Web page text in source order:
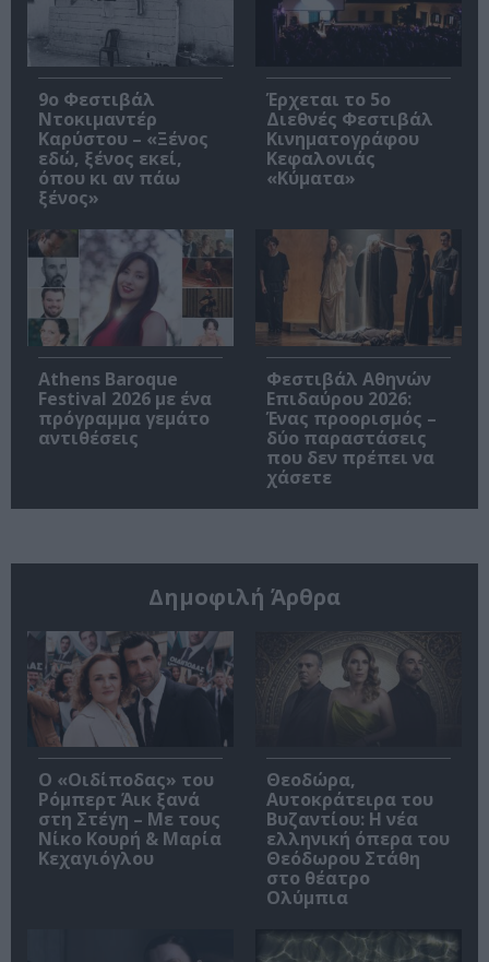
9ο Φεστιβάλ
Ντοκιμαντέρ
Καρύστου – «Ξένος
εδώ, ξένος εκεί,
όπου κι αν πάω
ξένος»
Έρχεται το 5ο
Διεθνές Φεστιβάλ
Κινηματογράφου
Κεφαλονιάς
«Κύματα»
Athens Baroque
Festival 2026 με ένα
πρόγραμμα γεμάτο
αντιθέσεις
Φεστιβάλ Αθηνών
Επιδαύρου 2026:
Ένας προορισμός –
δύο παραστάσεις
που δεν πρέπει να
χάσετε
Δημοφιλή Άρθρα
O «Οιδίποδας» του
Ρόμπερτ Άικ ξανά
στη Στέγη – Με τους
Νίκο Κουρή & Μαρία
Κεχαγιόγλου
Θεοδώρα,
Αυτοκράτειρα του
Βυζαντίου: Η νέα
ελληνική όπερα του
Θεόδωρου Στάθη
στο θέατρο
Ολύμπια